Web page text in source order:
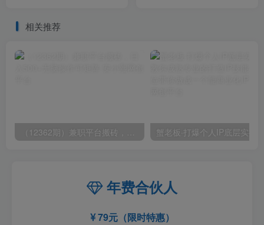
相关推荐
（12362期）兼职平台搬砖，日入500+无脑操作可矩阵
年费合伙人
79元（限时特惠）